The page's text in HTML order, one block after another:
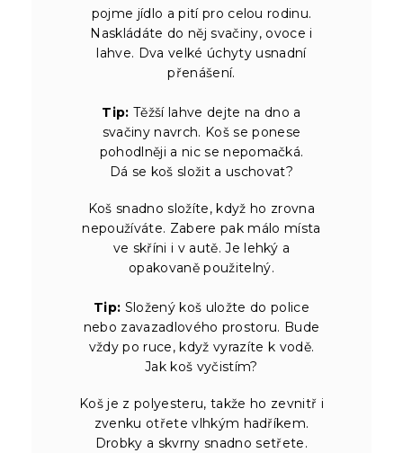
pojme jídlo a pití pro celou rodinu.
Naskládáte do něj svačiny, ovoce i
lahve. Dva velké úchyty usnadní
přenášení.
Tip: Těžší lahve dejte na dno a
svačiny navrch. Koš se ponese
pohodlněji a nic se nepomačká.
Dá se koš složit a uschovat?
Koš snadno složíte, když ho zrovna
nepoužíváte. Zabere pak málo místa
ve skříni i v autě. Je lehký a
opakovaně použitelný.
Tip: Složený koš uložte do police
nebo zavazadlového prostoru. Bude
vždy po ruce, když vyrazíte k vodě.
Jak koš vyčistím?
Koš je z polyesteru, takže ho zevnitř i
zvenku otřete vlhkým hadříkem.
Drobky a skvrny snadno setřete.